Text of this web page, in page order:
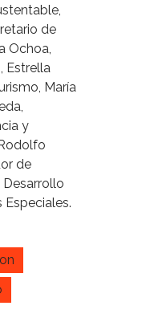
de
Ochoa,
Estrella
María
y
de
Desarrollo